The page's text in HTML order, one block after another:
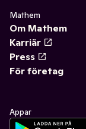
Mathem
Om Mathem
Karriär
Press
För företag
Appar